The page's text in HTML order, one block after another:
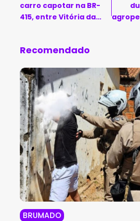
carro capotar na BR-
415, entre Vitória da
Recomendado
BRUMADO